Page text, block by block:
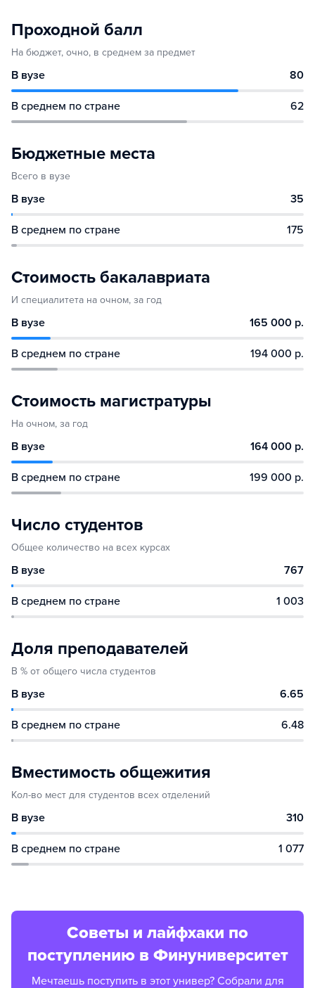
Проходной балл
На бюджет, очно, в среднем за предмет
В вузе 80
В среднем по стране 62
Бюджетные места
Всего в вузе
В вузе 35
В среднем по стране 175
Стоимость бакалавриата
И специалитета на очном, за год
В вузе 165 000 р.
В среднем по стране 194 000 р.
Стоимость магистратуры
На очном, за год
В вузе 164 000 р.
В среднем по стране 199 000 р.
Число студентов
Общее количество на всех курсах
В вузе 767
В среднем по стране 1 003
Доля преподавателей
В % от общего числа студентов
В вузе 6.65
В среднем по стране 6.48
Вместимость общежития
Кол-во мест для студентов всех отделений
В вузе 310
В среднем по стране 1 077
Советы и лайфхаки по
поступлению в Финуниверситет
Мечтаешь поступить в этот универ? Собрали для